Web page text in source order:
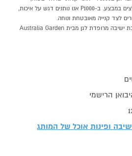
משתלם ונוח המציע מוצרים מומלצים במבצע. ב-P1000 אנו נותנים דגש על איכות,
לצד קנייה מאובטחת ונוחה.
אצלנו, קניות באינטרנט של מערכת ישיבה מרופדת לגן מבית Australia Garden
הרישמי
ופינות אוכל של המותג